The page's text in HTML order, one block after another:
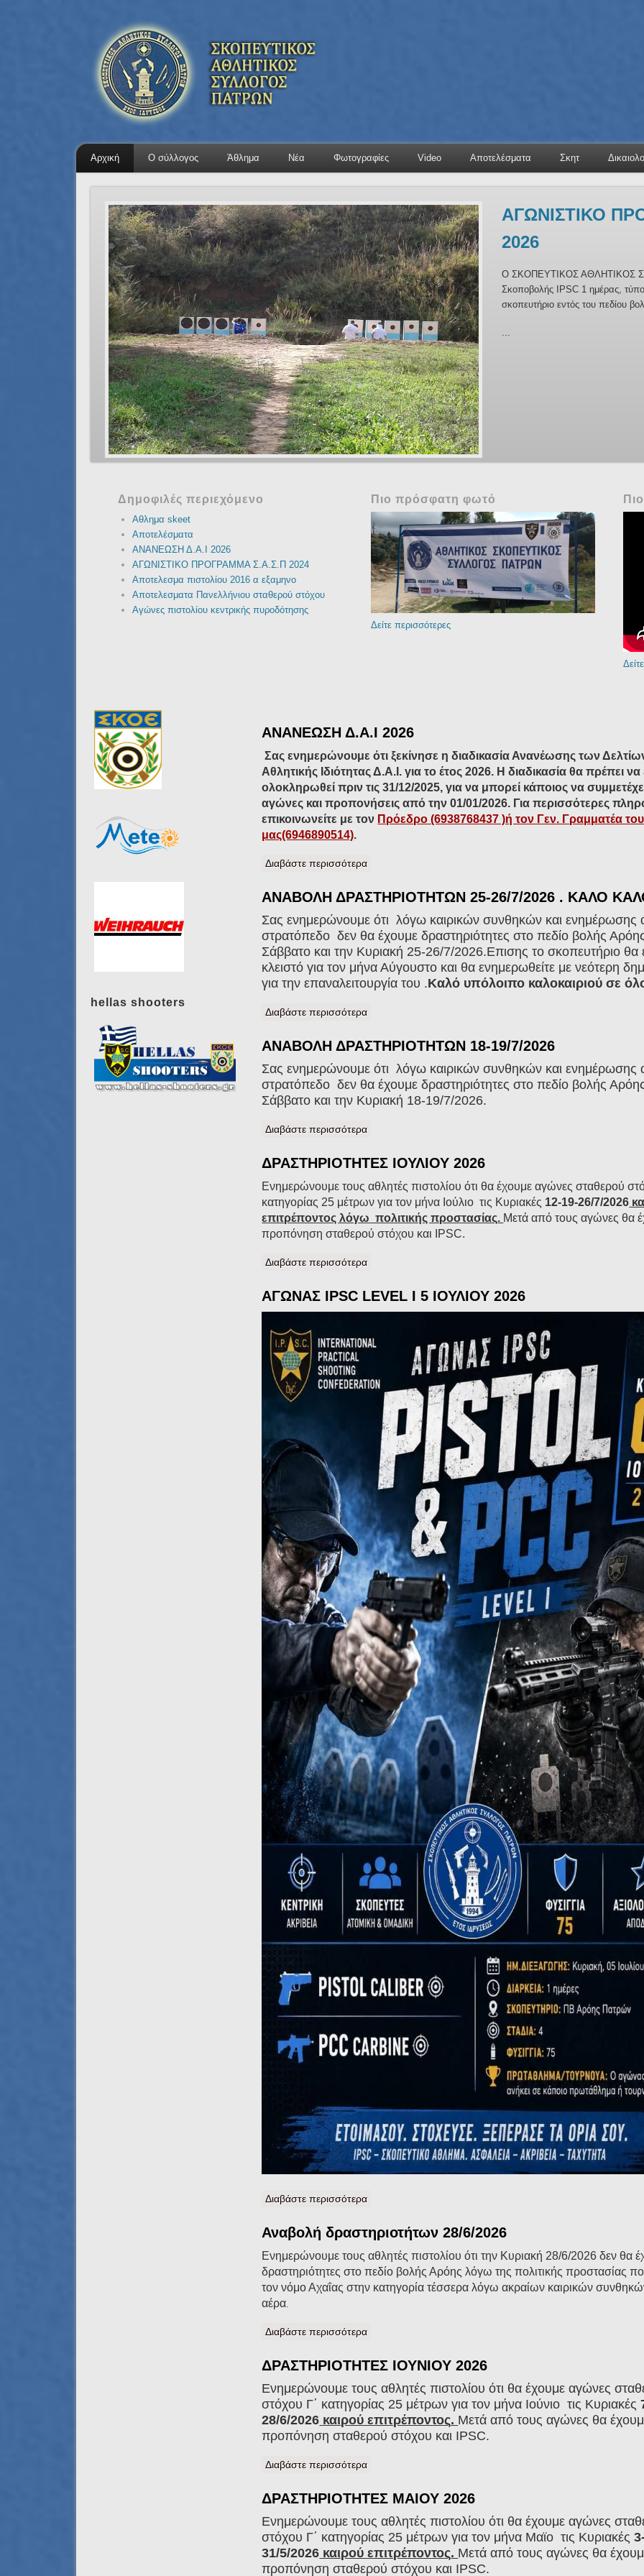
Αρχική Ο σύλλογος Άθλημα Νέα Φωτογραφίες Video Αποτελέσματα Σκητ
ΑΓΩΝΙΣΤΙΚΟ
2026
Ο ΣΚΟΠΕΥΤΙΚΟΣ ΑΘΛΗΤΙΚΟΣ
Σκοποβολής IPSC 1 ημέρας,
σκοπευτήριο εντός του πεδίου
ΠΡΟΣΚΛΗΣΗ
Σ.Α.Σ.ΠΑΤΡΩΝ
ΠΡΟΣΚΛΗΣΗ ΤΑΚΤΙΚΗΣ
Δημοφιλές περιεχόμενο
Αθλημα skeet
Αποτελέσματα
ΑΝΑΝΕΩΣΗ Δ.Α.Ι 2026
ΑΓΩΝΙΣΤΙΚΟ ΠΡΟΓΡΑΜΜΑ Σ.Α.Σ.Π 2024
Αποτελεσμα πιστολίου 2016 α εξαμηνο
Αποτελεσματα Πανελλήνιου σταθερού στόχου
Αγώνες πιστολίου κεντρικής πυροδότησης
Πιο πρόσφατη φωτό
Δείτε περισσότερες
ΑΝΑΝΕΩΣΗ Δ.Α.Ι 2026
Σας ενημερώνουμε ότι ξεκίνησε η διαδικασία Ανανέωσης των
Αθλητικής Ιδιότητας Δ.Α.Ι. για το έτος 2026. Η διαδικασία θα πρέπει να
ολοκληρωθεί πριν τις 31/12/2025, για να μπορεί κάποιος να
αγώνες και προπονήσεις από την 01/01/2026. Για περισσότερες
επικοινωνείτε με τον Πρόεδρο (6938768437 )ή τον Γεν. Γραμματέα
μας(6946890514).
Διαβάστε περισσότερα
ΑΝΑΒΟΛΗ ΔΡΑΣΤΗΡΙΟΤΗΤΩΝ 25-26/7/2026 . ΚΑΛΟ
Σας ενημερώνουμε ότι λόγω καιρικών συνθηκών και ενημέρωσης
στρατόπεδο δεν θα έχουμε δραστηριότητες στο πεδίο βολής
Σάββατο και την Κυριακή 25-26/7/2026.Επισης το σκοπευτήριο θα
κλειστό για τον μήνα Αύγουστο και θα ενημερωθείτε με νεότερη
για την επαναλειτουργία του .Καλό υπόλοιπο καλοκαιριού σε
Διαβάστε περισσότερα
ΑΝΑΒΟΛΗ ΔΡΑΣΤΗΡΙΟΤΗΤΩΝ 18-19/7/2026
Σας ενημερώνουμε ότι λόγω καιρικών συνθηκών και ενημέρωσης
στρατόπεδο δεν θα έχουμε δραστηριότητες στο πεδίο βολής
Σάββατο και την Κυριακή 18-19/7/2026.
Διαβάστε περισσότερα
ΔΡΑΣΤΗΡΙΟΤΗΤΕΣ ΙΟΥΛΙΟΥ 2026
Ενημερώνουμε τους αθλητές πιστολίου ότι θα έχουμε αγώνες σταθερού
κατηγορίας 25 μέτρων για τον μήνα Ιούλιο τις Κυριακές 12-19-26/7/2026
επιτρέποντος λόγω πολιτικής προστασίας. Μετά από τους αγώνες θα
προπόνηση σταθερού στόχου και IPSC.
Διαβάστε περισσότερα
ΑΓΩΝΑΣ IPSC LEVEL I 5 ΙΟΥΛΙΟΥ 2026
Διαβάστε περισσότερα
Αναβολή δραστηριοτήτων 28/6/2026
Ενημερώνουμε τους αθλητές πιστολίου ότι την Κυριακή 28/6/2026 δεν θα
δραστηριότητες στο πεδίο βολής Αρόης λόγω της πολιτικής προστασίας
τον νόμο Αχαΐας στην κατηγορία τέσσερα λόγω ακραίων καιρικών
αέρα
Διαβάστε περισσότερα
ΔΡΑΣΤΗΡΙΟΤΗΤΕΣ ΙΟΥΝΙΟΥ 2026
Ενημερώνουμε τους αθλητές πιστολίου ότι θα έχουμε αγώνες
στόχου Γ΄ κατηγορίας 25 μέτρων για τον μήνα Ιούνιο τις Κυριακές
28/6/2026 καιρού επιτρέποντος. Μετά από τους αγώνες θα
προπόνηση σταθερού στόχου και IPSC.
Διαβάστε περισσότερα
ΔΡΑΣΤΗΡΙΟΤΗΤΕΣ ΜΑΙΟΥ 2026
Ενημερώνουμε τους αθλητές πιστολίου ότι θα έχουμε αγώνες
στόχου Γ΄ κατηγορίας 25 μέτρων για τον μήνα Μαϊο τις Κυριακές
31/5/2026 καιρού επιτρέποντος. Μετά από τους αγώνες θα
προπόνηση σταθερού στόχου και IPSC.
hellas shooters